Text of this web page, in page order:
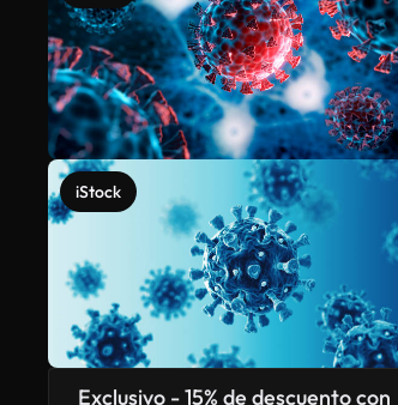
iStock
Exclusivo - 15% de descuento con